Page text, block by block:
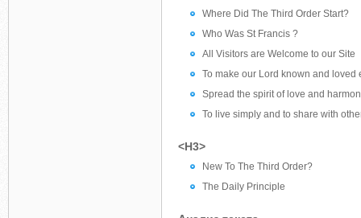
Where Did The Third Order Start?
Who Was St Francis ?
All Visitors are Welcome to our Site
To make our Lord known and loved
Spread the spirit of love and
To live simply and to share with
<H3>
New To The Third Order?
The Daily Principle